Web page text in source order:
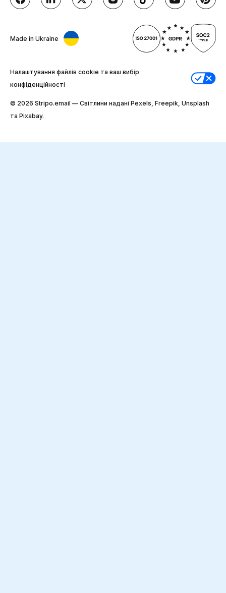
Made in Ukraine
Налаштування файлів cookie та ваш вибір
конфіденційності
© 2026 Stripо.email — Світлини надані Pexels, Freepik, Unsplash
та Pixabay.